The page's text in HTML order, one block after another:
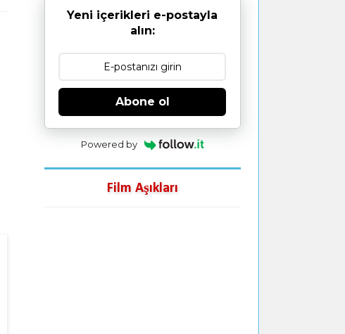
Yeni içerikleri e-postayla
alın:
Abone ol
Powered by
Film Aşıkları